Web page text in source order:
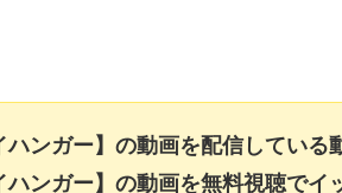
ンガー】の動画を配信している
ンガー】の動画を無料視聴でイ